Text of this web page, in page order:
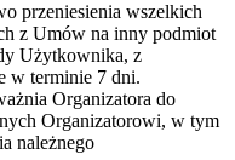
przeniesienia wszelkich
z Umów na inny podmiot
Użytkownika, z
w terminie 7 dni.
Organizatora do
Organizatorowi, w tym
należnego